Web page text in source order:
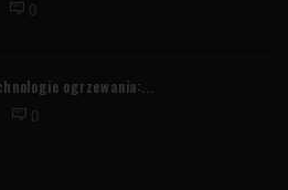
0
ogrzewania:...
0